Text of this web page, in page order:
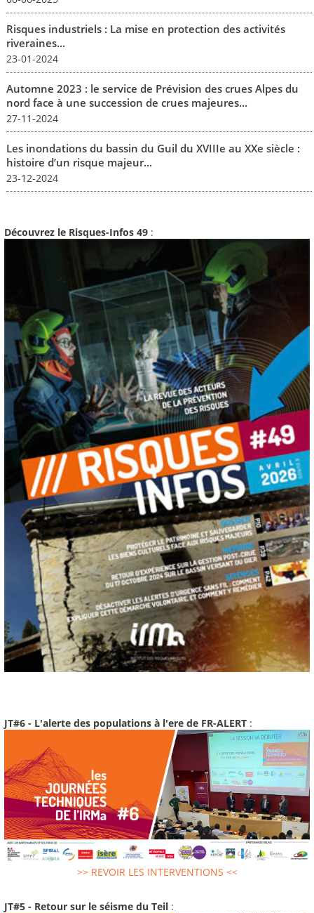
Risques industriels : La mise en protection des activités
riveraines...
23-01-2024
Automne 2023 : le service de Prévision des crues Alpes du
nord face à une succession de crues majeures...
27-11-2024
Les inondations du bassin du Guil du XVIIIe au XXe siècle :
histoire d’un risque majeur...
23-12-2024
Découvrez le Risques-Infos 49 :
JT#6 - L'alerte des populations à l'ere de FR-ALERT :
>> REVOIR LES INTERVENTIONS <<
JT#5 - Retour sur le séisme du Teil :